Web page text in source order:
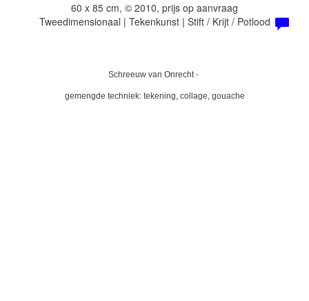
60 x 85 cm, © 2010, prijs op aanvraag
Tweedimensionaal | Tekenkunst | Stift / Krijt / Potlood
Schreeuw van Onrecht -
gemengde techniek: tekening, collage, gouache